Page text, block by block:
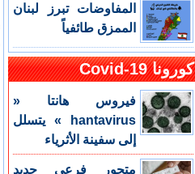
المفاوضات تبرز لبنان
الممزق طائفياً
كورونا Covid-19
فيروس هانتا «
hantavirus » يتسلل
إلى سفينة الأثرياء
متحور فرعي جديد